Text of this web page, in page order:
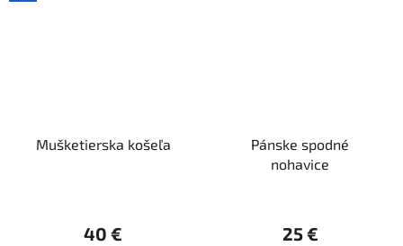
Mušketierska košeľa
40 €
Pánske spodné
nohavice
25 €